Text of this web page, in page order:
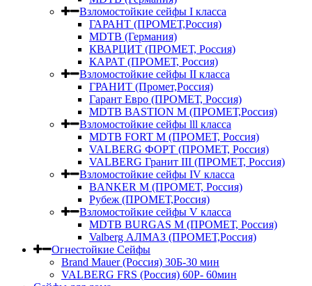
Взломостойкие сейфы I класса
ГАРАНТ (ПРОМЕТ,Россия)
MDTB (Германия)
КВАРЦИТ (ПРОМЕТ, Россия)
КАРАТ (ПРОМЕТ, Россия)
Взломостойкие сейфы II класса
ГРАНИТ (Промет,Россия)
Гарант Евро (ПРОМЕТ, Россия)
MDTB BASTION M (ПРОМЕТ,Россия)
Взломостойкие сейфы lll класса
MDTB FORT M (ПРОМЕТ, Россия)
VALBERG ФОРТ (ПРОМЕТ, Россия)
VALBERG Гранит III (ПРОМЕТ, Россия)
Взломостойкие сейфы IV класса
BANKER M (ПРОМЕТ, Россия)
Рубеж (ПРОМЕТ,Россия)
Взломостойкие сейфы V класса
MDTB BURGAS M (ПРОМЕТ, Россия)
Valberg АЛМАЗ (ПРОМЕТ,Россия)
Огнестойкие Сейфы
Brand Mauer (Россия) 30Б-30 мин
VALBERG FRS (Россия) 60Р- 60мин